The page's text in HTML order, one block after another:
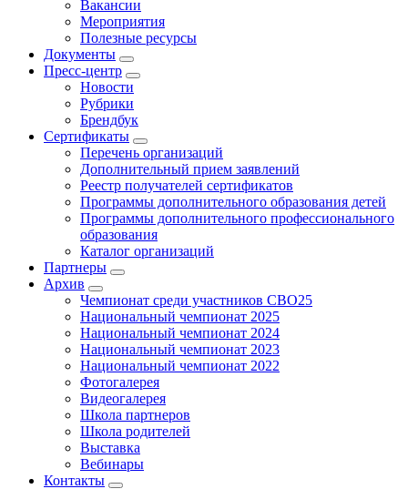
Вакансии
Мероприятия
Полезные ресурсы
Документы
Пресс-центр
Новости
Рубрики
Брендбук
Сертификаты
Перечень организаций
Дополнительный прием заявлений
Реестр получателей сертификатов
Программы дополнительного образования детей
Программы дополнительного профессионального
образования
Каталог организаций
Партнеры
Архив
Чемпионат среди участников СВО25
Национальный чемпионат 2025
Национальный чемпионат 2024
Национальный чемпионат 2023
Национальный чемпионат 2022
Фотогалерея
Видеогалерея
Школа партнеров
Школа родителей
Выставка
Вебинары
Контакты